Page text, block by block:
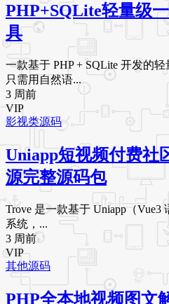
PHP+SQLite轻量级
具
一款基于 PHP + SQLite 开发的
只需用自然语...
3 周前
VIP
影视类源码
Uniapp短视频付费社
源完整源码包
Trove 是一款基于 Uniapp（
系统，...
3 周前
VIP
其他源码
PHP全本地视频图文